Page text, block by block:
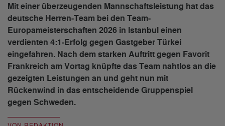
Mit einer überzeugenden Mannschaftsleistung hat das
deutsche Herren-Team bei den Team-
Europameisterschaften 2026 in Istanbul einen
verdienten 4:1-Erfolg gegen Gastgeber Türkei
eingefahren. Nach dem starken Auftritt gegen Favorit
Frankreich am Vortag knüpfte das Team nahtlos an die
gezeigten Leistungen an und geht nun mit
Rückenwind in das entscheidende Gruppenspiel
gegen Schweden.